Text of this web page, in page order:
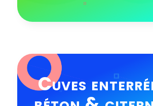
Cuves